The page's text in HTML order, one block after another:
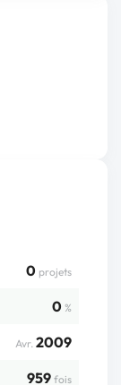
0 projets
0 %
Avr. 2009
959 fois